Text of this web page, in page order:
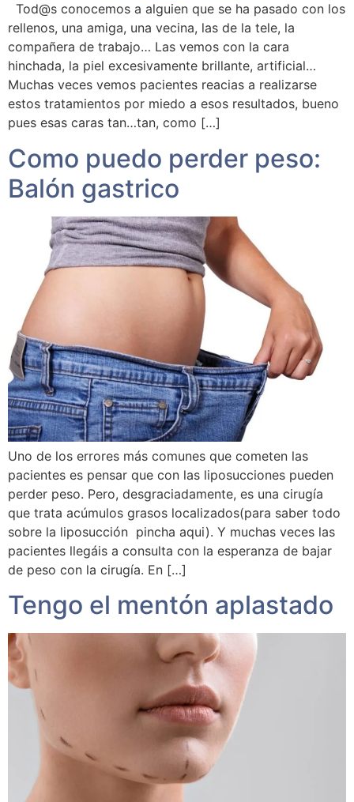
Tod@s conocemos a alguien que se ha pasado con los
rellenos, una amiga, una vecina, las de la tele, la
compañera de trabajo… Las vemos con la cara
hinchada, la piel excesivamente brillante, artificial…
Muchas veces vemos pacientes reacias a realizarse
estos tratamientos por miedo a esos resultados, bueno
pues esas caras tan…tan, como […]
Como puedo perder peso:
Balón gastrico
Uno de los errores más comunes que cometen las
pacientes es pensar que con las liposucciones pueden
perder peso. Pero, desgraciadamente, es una cirugía
que trata acúmulos grasos localizados(para saber todo
sobre la liposucción pincha aqui). Y muchas veces las
pacientes llegáis a consulta con la esperanza de bajar
de peso con la cirugía. En […]
Tengo el mentón aplastado